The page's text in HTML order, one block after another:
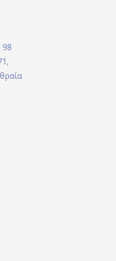
98